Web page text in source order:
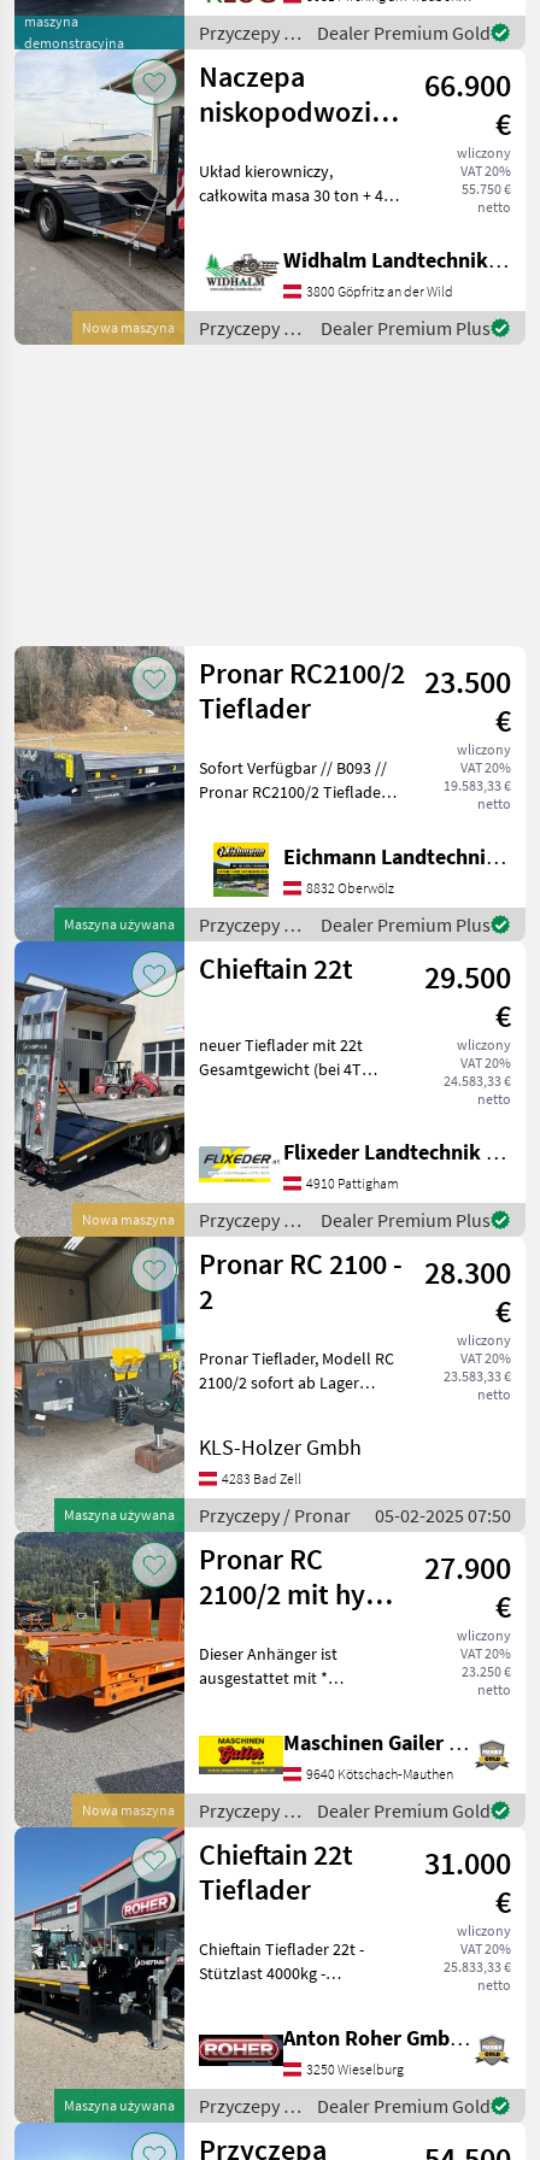
maszyna
demonstracyjna
(34to möglich) -
Eigengewicht ca. 7.050kg
Przyczepy /
Stronga
Dealer Premium Gold
Nowa maszyna
Naczepa
niskopodwoziowa
66.900
€
wliczony
VAT 20%
55.750 €
netto
Układ kierowniczy,
całkowita masa 30 ton + 4
bliźniacze, poszerzenia,
światła ostrzegawcze LED,
zawieszenie pneumatyczne,
wysuwa
Widhalm Landtechnik GmbH
3800 Göpfritz an der Wild
Przyczepy /
Chieftain
Dealer Premium Plus
Maszyna używana
Pronar RC2100/2
Tieflader
23.500
€
wliczony
VAT 20%
19.583,33 €
netto
Sofort Verfügbar // B093 //
Pronar RC2100/2 Tieflader
Wie vom Kunden, in einem
Top Zustand. Ausstattung
& Details: - Zul. Gesamtgewi
Eichmann Landtechnik GmbH
8832 Oberwölz
Przyczepy /
Pronar
Dealer Premium Plus
Nowa maszyna
Chieftain 22t
29.500
€
wliczony
VAT 20%
24.583,33 €
netto
neuer Tieflader mit 22t
Gesamtgewicht (bei 4T
Gewerbe mit
Deichselfederung mit
hydraulischen Rampen
750mm breit m
Flixeder Landtechnik GmbH
4910 Pattigham
Przyczepy /
Chieftain
Dealer Premium Plus
Maszyna używana
Pronar RC 2100 -
2
28.300
€
wliczony
VAT 20%
23.583,33 €
netto
Pronar Tieflader, Modell RC
2100/2 sofort ab Lager
Gesamtgewicht 19000 kg.
Tandemachse mit
Zwillingsräder Tro
KLS-Holzer Gmbh
4283 Bad Zell
Przyczepy / Pronar 05-02-2025 07:50
Nowa maszyna
Pronar RC
2100/2 mit hydr.
Ausführung
27.900
€
wliczony
VAT 20%
23.250 €
netto
Dieser Anhänger ist
ausgestattet mit *
Zugkupplung K80 * 2-Leiter
Druckluftbremsanlage mit
ALB, Trommelbremse
300x135 *
Maschinen Gailer GmbH
9640 Kötschach-Mauthen
Przyczepy /
Pronar
Dealer Premium Gold
Maszyna używana
Chieftain 22t
Tieflader
31.000
€
wliczony
VAT 20%
25.833,33 €
netto
Chieftain Tieflader 22t -
Stützlast 4000kg -
Led Blitzer in den Rampen -
Deichselfederung -K80
Anhängung -Dr
Anton Roher GmbH (ACA Center Roher)
3250 Wieselburg
Przyczepy /
Chieftain
Dealer Premium Gold
Przyczepa